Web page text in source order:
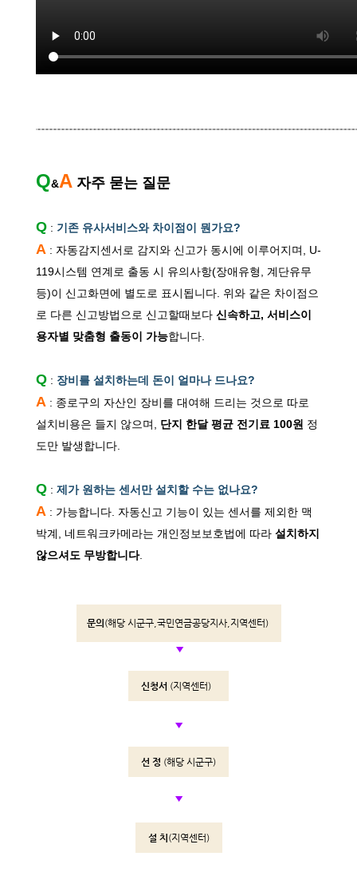
Q&A 자주 묻는 질문
Q : 기존 유사서비스와 차이점이 뭔가요?
A : 자동감지센서로 감지와 신고가 동시에 이루어지며, U-
119시스템 연계로 출동 시 유의사항(장애유형, 계단유무
등)이 신고화면에 별도로 표시됩니다. 위와 같은 차이점으
로 다른 신고방법으로 신고할때보다 신속하고, 서비스이
용자별 맞춤형 출동이 가능합니다.
Q : 장비를 설치하는데 돈이 얼마나 드나요?
A : 종로구의 자산인 장비를 대여해 드리는 것으로 따로
설치비용은 들지 않으며, 단지 한달 평균 전기료 100원 정
도만 발생합니다.
Q : 제가 원하는 센서만 설치할 수는 없나요?
A : 가능합니다. 자동신고 기능이 있는 센서를 제외한 맥
박계, 네트워크카메라는 개인정보보호법에 따라 설치하지
않으셔도 무방합니다.
문의(해당 시군구,국민연금공당지사,지역센터)
▼
신청서 (지역센터)
▼
선 정 (해당 시군구)
▼
설 치(지역센터)